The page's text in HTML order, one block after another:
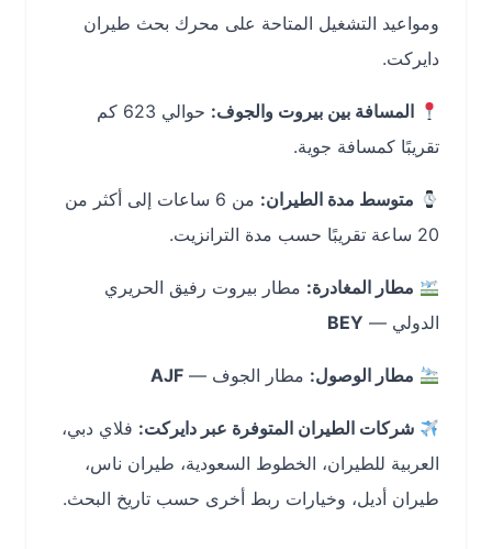
ومواعيد التشغيل المتاحة على محرك بحث طيران
دايركت.
المسافة بين بيروت والجوف:
حوالي 623 كم
تقريبًا كمسافة جوية.
متوسط مدة الطيران:
من 6 ساعات إلى أكثر من
مطار المغادرة:مطار بيروت رفيق الحريري
الدولي —BEY
مطار الوصول:مطار الجوف —AJF
شركات الطيران المتوفرة عبر دايركت:فلاي دبي،
العربية للطيران، الخطوط السعودية، طيران ناس،
طيران أديل، وخيارات ربط أخرى حسب تاريخ البحث.